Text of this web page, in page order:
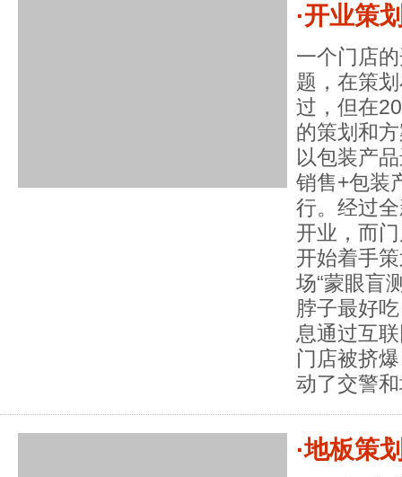
·开业策
一个门店
题，在策
过，但在
的策划和
以包装产
销售+包装
行。经过
开业，而
开始着手
场“蒙眼盲
脖子最好
息通过互
门店被挤
动了交警
·地板策